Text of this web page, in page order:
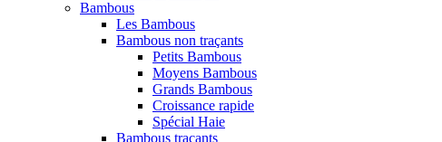
Bambous
Les Bambous
Bambous non traçants
Petits Bambous
Moyens Bambous
Grands Bambous
Croissance rapide
Spécial Haie
Bambous traçants